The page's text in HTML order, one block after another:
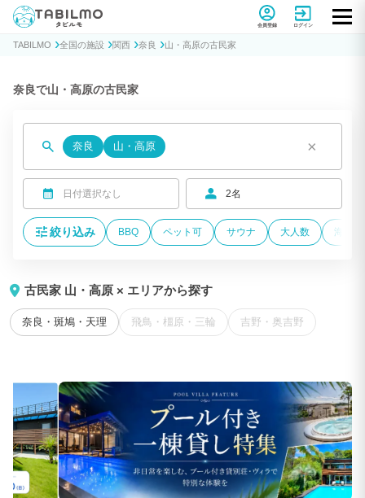
貸別荘コテージ・一棟貸し宿泊予約サイトTABILMO(タビルモ)
会員登録 ログイン
TABILMO 全国の施設 関西 奈良 山・高原の古民家
奈良で山・高原の古民家
奈良 山・高原 ×
日付選択なし 2名
絞り込み BBQ ペット可 サウナ 大人数 海が
古民家 山・高原 × エリアから探す
奈良・斑鳩・天理 飛鳥・橿原・三輪 吉野・奥吉野